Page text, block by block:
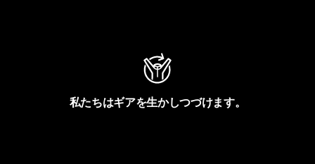
私たちはギアを生かしつづけます。